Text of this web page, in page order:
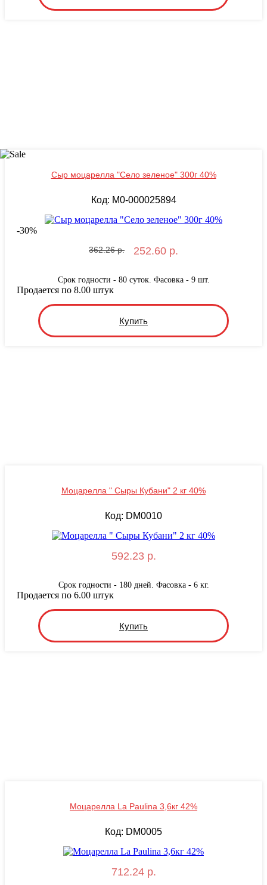
Сыр моцарелла "Село зеленое" 300г 40%
Код: M0-000025894
-30%
362.26 р. 252.60 р.
Срок годности - 80 суток. Фасовка - 9 шт.
Купить
Продается по 8.00 штук
Моцарелла " Сыры Кубани" 2 кг 40%
Код: DM0010
592.23 р.
Срок годности - 180 дней. Фасовка - 6 кг.
Купить
Продается по 6.00 штук
Моцарелла La Paulina 3,6кг 42%
Код: DM0005
712.24 р.